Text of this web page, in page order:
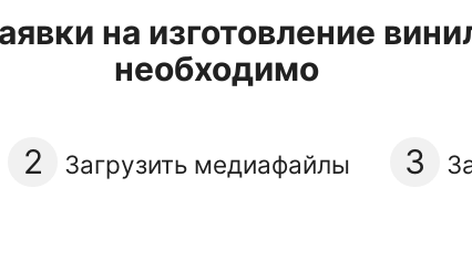
на изготовление
необходимо
2 Загрузить медиафайлы 3